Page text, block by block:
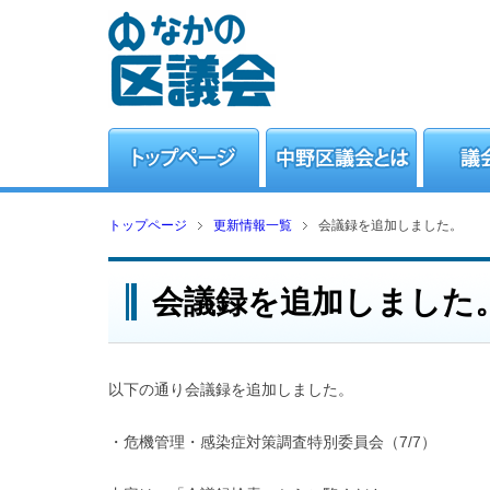
トップページ 更新情報一覧 会議録を追加しました。
会議録を追加しました
以下の通り会議録を追加しました。
・危機管理・感染症対策調査特別委員会（7/7）